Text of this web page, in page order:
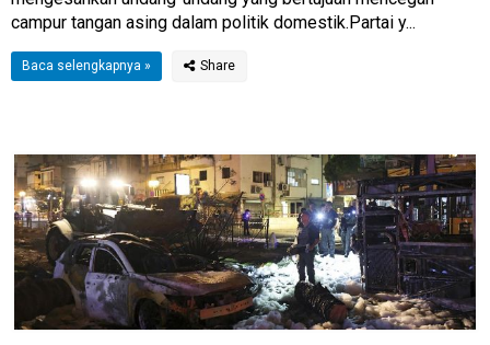
campur tangan asing dalam politik domestik.Partai y...
Baca selengkapnya »